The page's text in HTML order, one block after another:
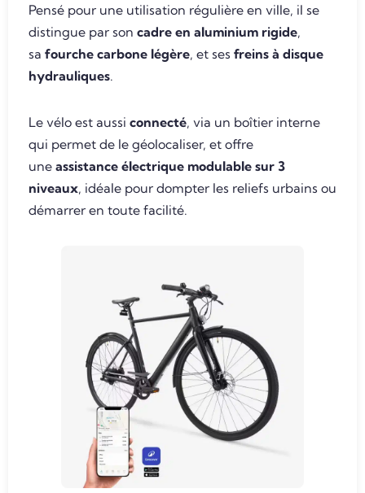
Pensé pour une utilisation régulière en ville, il se
distingue par son cadre en aluminium rigide,
sa fourche carbone légère, et ses freins à disque
hydrauliques.
Le vélo est aussi connecté, via un boîtier interne
qui permet de le géolocaliser, et offre
une assistance électrique modulable sur 3
niveaux, idéale pour dompter les reliefs urbains ou
démarrer en toute facilité.